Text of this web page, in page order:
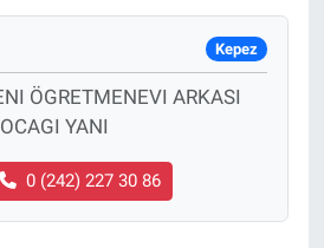
Kepez
ÖGRETMENEVI ARKASI
YANI
0 (242) 227 30 86